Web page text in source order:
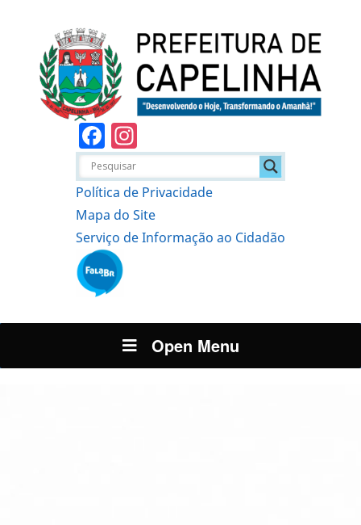
Facebook
Política de Privacidade
Mapa do Site
Serviço de Informação ao Cidadão
Open Menu